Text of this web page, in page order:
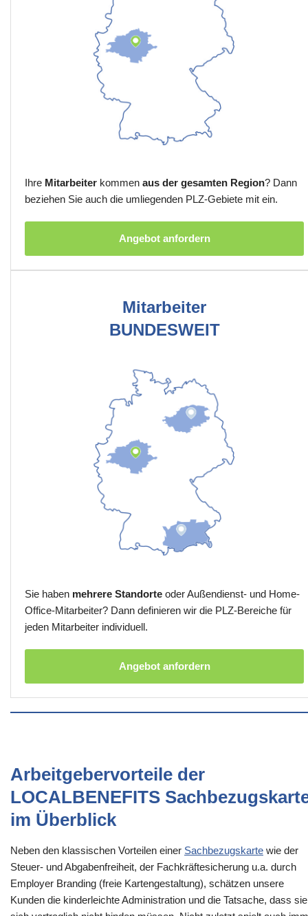
Ihre Mitarbeiter kommen aus der gesamten Region? Dann
beziehen Sie auch die umliegenden PLZ-Gebiete mit ein.
Angebot anfordern
Mitarbeiter
BUNDESWEIT
Sie haben mehrere Standorte oder Außendienst- und Home-
Office-Mitarbeiter? Dann definieren wir die PLZ-Bereiche für
jeden Mitarbeiter individuell.
Angebot anfordern
Arbeitgebervorteile der
LOCALBENEFITS
im Überblick
Neben den klassischen Vorteilen einer Sachbezugskarte wie der
Steuer- und Abgabenfreiheit, der Fachkräftesicherung u.a. durch
Employer Branding (freie Kartengestaltung), schätzen unsere
Kunden die kinderleichte Administration und die Tatsache, dass sie